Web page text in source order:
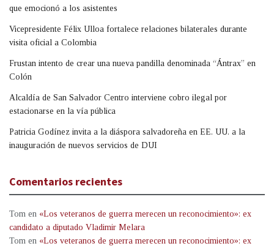
que emocionó a los asistentes
Vicepresidente Félix Ulloa fortalece relaciones bilaterales durante
visita oficial a Colombia
Frustan intento de crear una nueva pandilla denominada “Ántrax” en
Colón
Alcaldía de San Salvador Centro interviene cobro ilegal por
estacionarse en la vía pública
Patricia Godínez invita a la diáspora salvadoreña en EE. UU. a la
inauguración de nuevos servicios de DUI
Comentarios recientes
Tom en «Los veteranos de guerra merecen un reconocimiento»: ex
candidato a diputado Vladimir Melara
Tom en «Los veteranos de guerra merecen un reconocimiento»: ex